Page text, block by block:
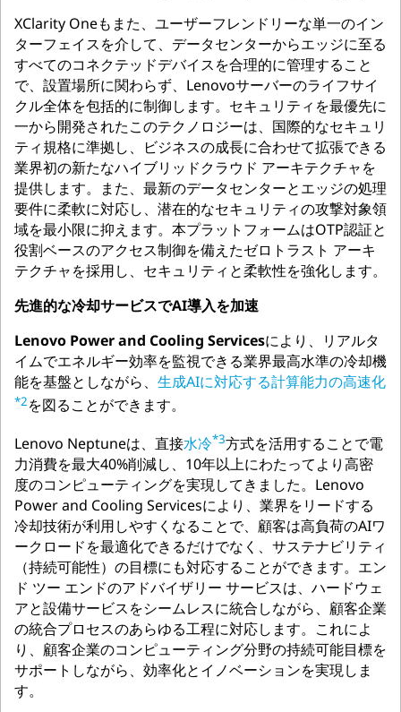
XClarity Oneもまた、ユーザーフレンドリーな単一のイン
ターフェイスを介して、データセンターからエッジに至る
すべてのコネクテッドデバイスを合理的に管理すること
で、設置場所に関わらず、Lenovoサーバーのライフサイ
クル全体を包括的に制御します。セキュリティを最優先に
一から開発されたこのテクノロジーは、国際的なセキュリ
ティ規格に準拠し、ビジネスの成長に合わせて拡張できる
業界初の新たなハイブリッドクラウド アーキテクチャを
提供します。また、最新のデータセンターとエッジの処理
要件に柔軟に対応し、潜在的なセキュリティの攻撃対象領
域を最小限に抑えます。本プラットフォームはOTP認証と
役割ベースのアクセス制御を備えたゼロトラスト アーキ
テクチャを採用し、セキュリティと柔軟性を強化します。
先進的な冷却サービスでAI導入を加速
Lenovo Power and Cooling Servicesにより、リアルタ
イムでエネルギー効率を監視できる業界最高水準の冷却機
能を基盤としながら、 生成AIに対応する計算能力の高速化
*2を図ることができます。
Lenovo Neptuneは、直接水冷*3方式を活用することで電
力消費を最大40%削減し、10年以上にわたってより高密
度のコンピューティングを実現してきました。Lenovo
Power and Cooling Servicesにより、業界をリードする
冷却技術が利用しやすくなることで、顧客は高負荷のAIワ
ークロードを最適化できるだけでなく、サステナビリティ
（持続可能性）の目標にも対応することができます。エン
ド ツー エンドのアドバイザリー サービスは、ハードウェ
アと設備サービスをシームレスに統合しながら、顧客企業
の統合プロセスのあらゆる工程に対応します。これによ
り、顧客企業のコンピューティング分野の持続可能目標を
サポートしながら、効率化とイノベーションを実現しま
す。